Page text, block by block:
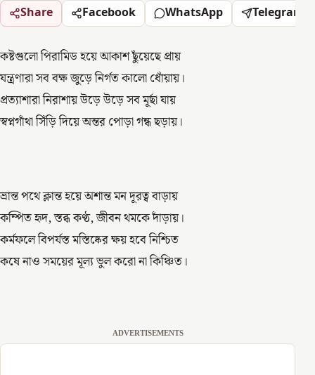
Share Facebook WhatsApp Telegram
কষ্টগুলো পিরামিড হয়ে আকাশ ছুঁয়েছে প্রায়
যন্ত্রণারা সব বক্ষ জুড়ে নির্গত কালো ধোঁয়ায়।
প্রত্যাশারা নিরাশায় উড়ে উড়ে সব মূর্ছা যায়
স্বপ্নগাঁথা সিঁড়ি দিয়ে অন্তর পোড়া গন্ধ ছড়ায়।
ভ্রান্ত পথে ক্লান্ত হয়ে অশান্ত মন দূরত্ব বাড়ায়
কম্পিত হৃদ, স্তব্ধ কণ্ঠ, জীবন থমকে দাঁড়ায়।
কর্মফলে বিপর্যস্ত মস্তিষ্কের ক্ষয় হবে নিশ্চিত
কষে নাও সময়ের মূল্য ভুল করো না কিঞ্চিত।
ADVERTISEMENTS